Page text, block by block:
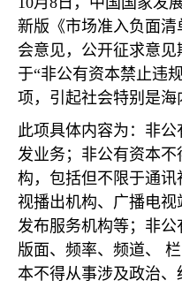
新版《市场准入负面清
会意见，公开征求意见
于“非公有资本禁止违
项，引起社会特别是海
此项具体内容为：非
发业务；非公有资本
构，包括但不限于通
视播出机构、广播电
发布服务机构等；非
版面、频率、频道、
本不得从事涉及政治